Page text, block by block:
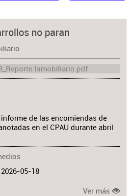
Autor
no paran
de las encomiendas de
en el CPAU durante abril
2026-05-18
Ver más